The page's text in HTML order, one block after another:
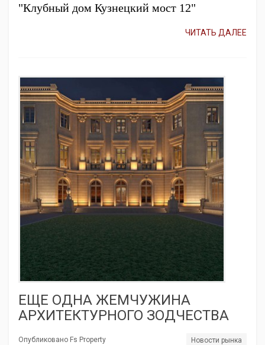
"Клубный дом Кузнецкий мост 12"
ЧИТАТЬ ДАЛЕЕ
ЕЩЕ ОДНА ЖЕМЧУЖИНА
АРХИТЕКТУРНОГО ЗОДЧЕСТВА
Опубликовано Fs Property Новости рынка